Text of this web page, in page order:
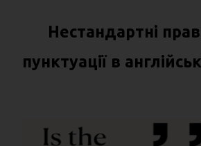
Нестандартні
пунктуації в